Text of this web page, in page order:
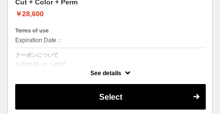
Cut + Color + Perm
￥28,600
Terms of use
Expiration Date：
クーポンについて
所要時間_約３時間
デザインなしの単色カラーリングとケアパーマです。
●デザインパーマ、デジタルパーマ、スパイラルパーマ、ハードパー
カラーをご希望の方は最終受付時間が変わるため、
●パーマはデザインによって料金が前後する場合がございます。
See details
Select